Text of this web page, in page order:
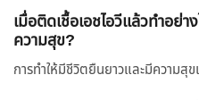
เมื่อติดเชื้อเอชไอวีแล้วทำอย่
ความสุข?
การทำให้มีชีวิตยืนยาวและมีความสุข